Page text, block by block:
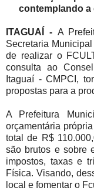
contemplando a
ITAGUAÍ - A
Secretaria
de realizar o
consulta ao
Itaguaí - CMPCI,
propostas para a
A Prefeitura
orçamentária
total de R$
são brutos e sobre
impostos, taxas e
Física. Visando,
local e fomentar o